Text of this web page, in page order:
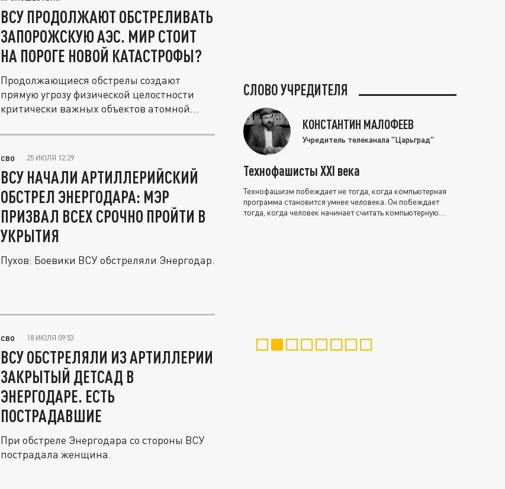
ВСУ ПРОДОЛЖАЮТ ОБСТРЕЛИВАТЬ
ЗАПОРОЖСКУЮ АЭС. МИР СТОИТ
НА ПОРОГЕ НОВОЙ КАТАСТРОФЫ?
Продолжающиеся обстрелы создают
прямую угрозу физической целостности
критически важных объектов атомной...
СВО 25 ИЮЛЯ 12:29
ВСУ НАЧАЛИ АРТИЛЛЕРИЙСКИЙ
ОБСТРЕЛ ЭНЕРГОДАРА: МЭР
ПРИЗВАЛ ВСЕХ СРОЧНО ПРОЙТИ В
УКРЫТИЯ
Пухов: Боевики ВСУ обстреляли Энергодар.
СВО 18 ИЮЛЯ 09:53
ВСУ ОБСТРЕЛЯЛИ ИЗ АРТИЛЛЕРИИ
ЗАКРЫТЫЙ ДЕТСАД В
ЭНЕРГОДАРЕ. ЕСТЬ
ПОСТРАДАВШИЕ
При обстреле Энергодара со стороны ВСУ
пострадала женщина.
СЛОВО УЧРЕДИТЕЛЯ
КОНСТАНТИН МАЛОФЕЕВ
Учредитель телеканала "Царьград"
Технофашисты XXI века
Технофашизм побеждает не тогда, когда компьютерная
программа становится умнее человека. Он побеждает
тогда, когда человек начинает считать компьютерную